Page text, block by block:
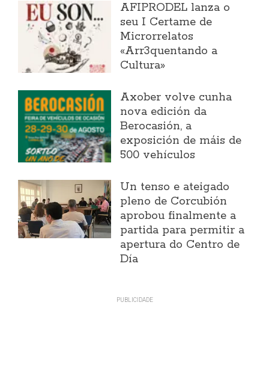
AFIPRODEL lanza o
seu I Certame de
Microrrelatos
«Arr3quentando a
Cultura»
Axober volve cunha
nova edición da
Berocasión, a
exposición de máis de
500 vehículos
Un tenso e ateigado
pleno de Corcubión
aprobou finalmente a
partida para permitir a
apertura do Centro de
Día